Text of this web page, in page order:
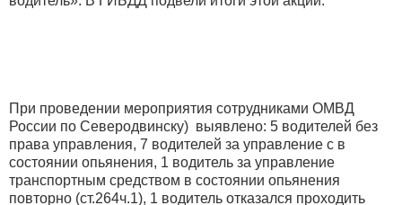
При проведении мероприятия сотрудниками ОМВД
России по Северодвинску) выявлено: 5 водителей без
права управления, 7 водителей за управление с в
состоянии опьянения, 1 водитель за управление
транспортным средством в состоянии опьянения
повторно (ст.264ч.1), 1 водитель отказался проходить